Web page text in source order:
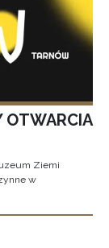
OTWARCIA
Ziemi
w